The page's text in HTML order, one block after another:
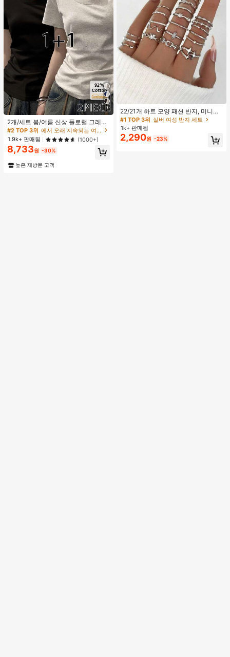
9
2개/세트 봄/여름 신상 플로럴 그레이
+ 블랙 반팔 티셔츠, 여성 슬림핏 솔리
드 컬러 언더셔츠 캐주얼
#2 TOP 3위
에서 오래 지속되는 여성 상의, 블라우스 & 티
1.9k+ 판매됨
(1000+)
8,733원 -30%
높은 재방문 고객
22/21개 하트 모양 패션 반지, 미니멀
리스트 크리스탈 임베디드 보헤미안
기하학 반지 세트, 발렌타인데이, 어머
니날 선물
#1 TOP 3위
실버 여성 반지 세트
거의 매진!
#1 TOP 3위 실버 여성 반지 세트
거의 매진!
#1 TOP 3위 실버 여성 반지 세트
거의 매진!
#1 TOP 3위 실버 여성 반지 세트
1k+ 판매됨
2,290원 -23%